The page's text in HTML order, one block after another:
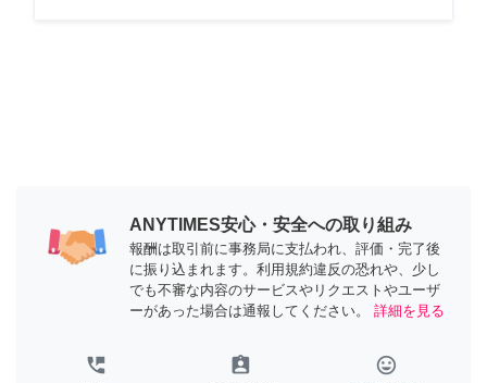
ANYTIMES安心・安全への取り組み
報酬は取引前に事務局に支払われ、評価・完了後
に振り込まれます。利用規約違反の恐れや、少し
でも不審な内容のサービスやリクエストやユーザ
ーがあった場合は通報してください。
詳細を見る
perm_phone_msg assignment_ind tag_faces